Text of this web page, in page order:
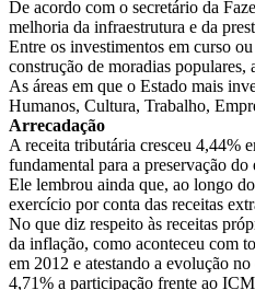
De acordo com o secretário da
melhoria da infraestrutura e da
Entre os investimentos em curso
construção de moradias populares,
As áreas em que o Estado mais
Humanos, Cultura, Trabalho,
Arrecadação
A receita tributária cresceu 4,44%
fundamental para a preservação
Ele lembrou ainda que, ao longo
exercício por conta das receitas
No que diz respeito às receitas
da inflação, como aconteceu com
em 2012 e atestando a evolução
4,71% a participação frente ao